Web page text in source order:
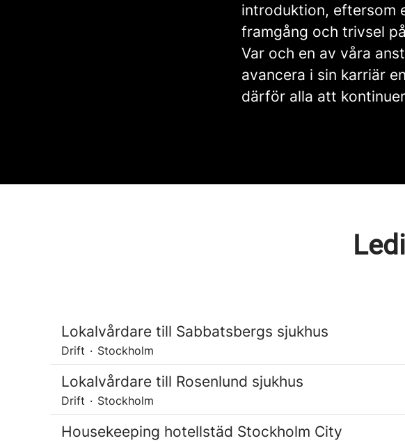
introduktion, eftersom
framgång och trivsel
Var och en av våra
avancera i sin karriär
därför alla att
Lokalvårdare till Sabbatsbergs sjukhus
Drift · Stockholm
Lokalvårdare till Rosenlund sjukhus
Drift · Stockholm
Housekeeping hotellstäd Stockholm City